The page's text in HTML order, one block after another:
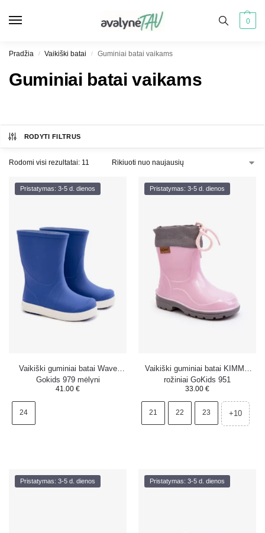
0
Pradžia / Vaikiški batai / Guminiai batai vaikams
Guminiai batai vaikams
RODYTI FILTRUS
Rodomi visi rezultatai: 11
Pristatymas: 3-5 d. dienos
Vaikiški guminiai batai Wave
Gokids 979 mėlyni
41.00 €
24
Pristatymas: 3-5 d. dienos
Vaikiški guminiai batai KIMMY
rožiniai GoKids 951
33.00 €
21 22 23 +10
Pristatymas: 3-5 d. dienos Pristatymas: 3-5 d. dienos